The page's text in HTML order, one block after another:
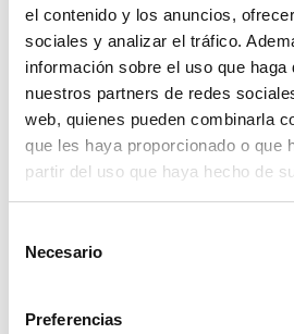
el contenido y los anuncios,
sociales y analizar el tráfico.
información sobre el uso que haga
nuestros partners de redes
web, quienes pueden combinarla
que les haya proporcionado o que
partir del uso que haya hecho de
Necesario
Preferencias
Reserva del Perú
la tasa de interés de
puntos básicos a
decisión no
ciclo de
tasa de interés.
¿Qué eventos
durante las
semanas?